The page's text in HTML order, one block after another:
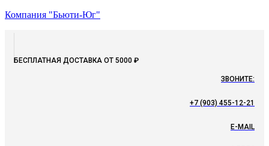
Компания "Бьюти-Юг"
БЕСПЛАТНАЯ ДОСТАВКА ОТ 5000 ₽
ЗВОНИТЕ:
+7 (903) 455-12-21
E-MAIL